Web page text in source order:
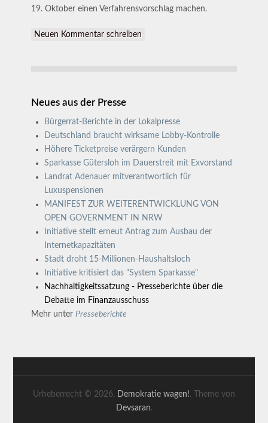
19. Oktober einen Verfahrensvorschlag machen.
Neuen Kommentar schreiben
Neues aus der Presse
Bürgerrat-Berichte in der Lokalpresse
Deutschland braucht wirksame Lobby-Kontrolle
Höhere Ticketpreise verärgern Kunden
Sparkasse Gütersloh im Dauerstreit mit Exvorstand
Landrat Adenauer mitverantwortlich für
Luxuspensionen
MANIFEST ZUR WEITERENTWICKLUNG VON
OPEN GOVERNMENT IN NRW
Initiative stellt erneut Antrag zum Ausbau der
Internetkapazitäten
Stadt droht 15-Millionen-Haushaltsloch
Initiative kritisiert das "System Sparkasse"
Nachhaltigkeitssatzung - Presseberichte über die
Debatte im Finanzausschuss
Mehr unterPresseberichte
Urheberrecht © 2026, Demokratie wagen!. Theme von
Devsaran.